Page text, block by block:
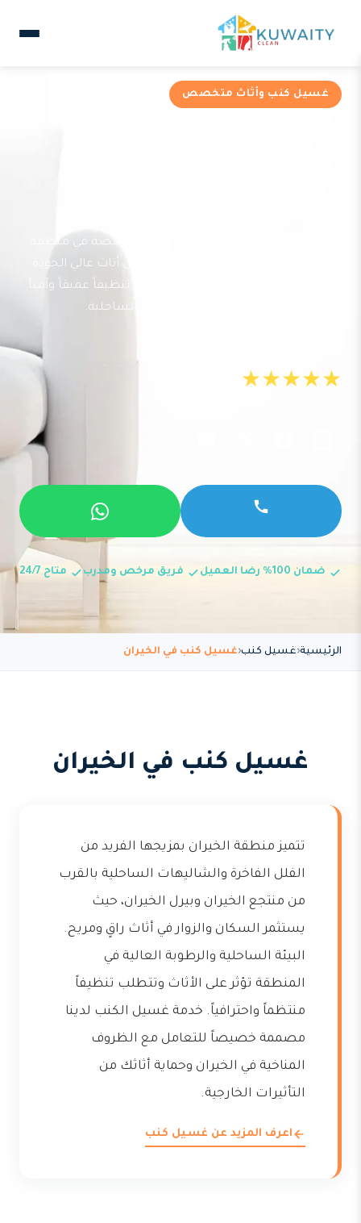
غسيل كنب وأثاث متخصص
تقدم كويتي كلين خدمات غسيل كنب متخصصة في منطقة
الخيران بالأحمدي، حيث يعتمد السكان على أثاث عالي الجودة
في منازلهم والمنتجعات السياحية. نوفر تنظيفاً عميقاً وآمناً
يحافظ على جودة أثاثك في بيئة الخيران الساحلية.
★★★★★
ضمان 100% رضا العميل فريق مرخص ومدرب متاح 24/7
الرئيسية غسيل كنب غسيل كنب في الخيران
غسيل كنب في الخيران
تتميز منطقة الخيران بمزيجها الفريد من
الفلل الفاخرة والشاليهات الساحلية بالقرب
من منتجع الخيران وبيرل الخيران، حيث
يستثمر السكان والزوار في أثاث راقٍ ومريح.
البيئة الساحلية والرطوبة العالية في
المنطقة تؤثر على الأثاث وتتطلب تنظيفاً
منتظماً واحترافياً. خدمة غسيل الكنب لدينا
مصممة خصيصاً للتعامل مع الظروف
المناخية في الخيران وحماية أثاثك من
التأثيرات الخارجية.
اعرف المزيد عن غسيل كنب